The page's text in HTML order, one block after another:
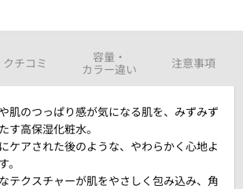
クチコミ
容量・
カラー違い
注意事項
肌のつっぱり感が気になる肌を、みずみず
す高保湿化粧水。
ケアされた後のような、やわらかく心地よ
テクスチャーが肌をやさしく包み込み、角